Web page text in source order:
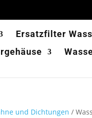
Ersatzfilter
und Dichtungen /